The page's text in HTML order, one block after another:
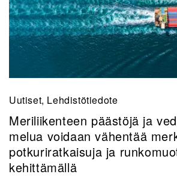
Uutiset, Lehdistötiedote
Meriliikenteen päästöjä ja
melua voidaan vähentää
potkuriratkaisuja ja
kehittämällä